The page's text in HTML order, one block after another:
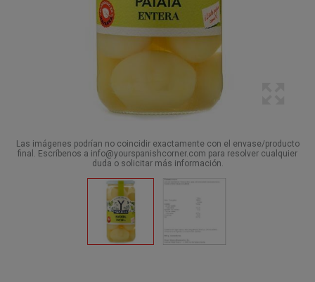
Las imágenes podrían no coincidir exactamente con el envase/producto
final. Escríbenos a info@yourspanishcorner.com para resolver cualquier
duda o solicitar más información.